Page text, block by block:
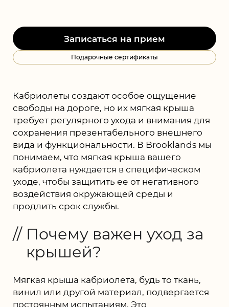
Подарочные сертификаты
Записаться на прием
Кабриолеты создают особое ощущение
свободы на дороге, но их мягкая крыша
требует регулярного ухода и внимания для
сохранения презентабельного внешнего
вида и функциональности. В Brooklands мы
понимаем, что мягкая крыша вашего
кабриолета нуждается в специфическом
уходе, чтобы защитить ее от негативного
воздействия окружающей среды и
продлить срок службы.
Почему важен уход за
крышей?
Мягкая крыша кабриолета, будь то ткань,
винил или другой материал, подвергается
постоянным испытаниям. Это